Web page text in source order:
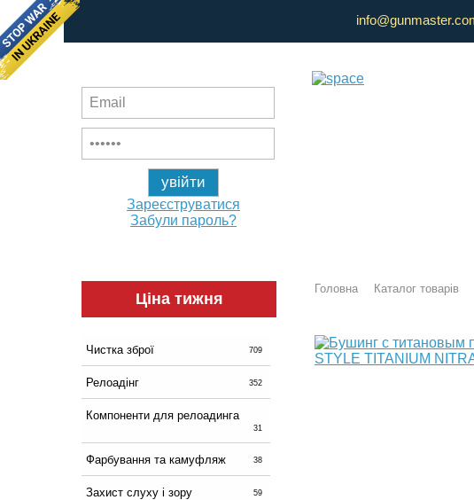
Зареєструватися
Забули пароль?
Ціна тижня
Чистка зброї 709
Релоадінг 352
Компоненти для релоадинга
31
Фарбування та камуфляж 38
Захист слуху і зору 59
Головна Каталог товарів